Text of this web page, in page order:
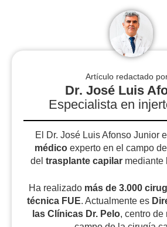
Artículo redactado
Dr. José Luis
Especialista en
El Dr. José Luis Afonso Junior
médico experto en el campo
del trasplante capilar mediante
Ha realizado más de 3.000
técnica FUE. Actualmente es
las Clínicas Dr. Pelo, centro de